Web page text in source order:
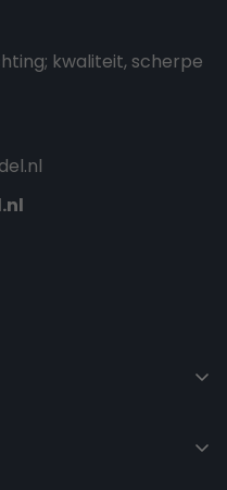
kwaliteit, scherpe